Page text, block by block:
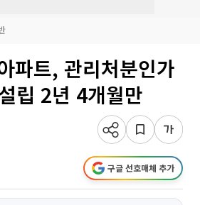
파트, 관리처분인가
립 2년 4개월만
구글 선호매체 추가